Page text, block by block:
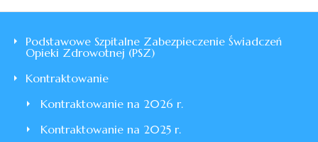
Podstawowe Szpitalne Zabezpieczenie Świadczeń
Opieki Zdrowotnej (PSZ)
Kontraktowanie
Kontraktowanie na 2026 r.
Kontraktowanie na 2025 r.